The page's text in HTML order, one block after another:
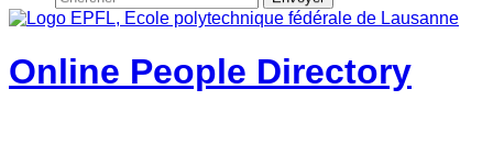
Online People Directory